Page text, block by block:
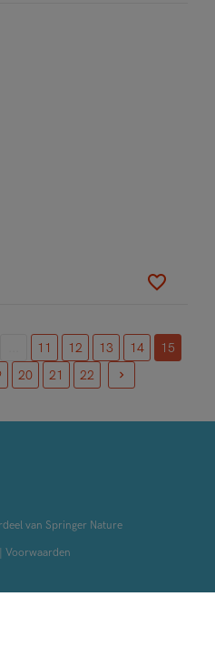
11 12 13 14
15
20 21 22
van Springer Nature
Voorwaarden